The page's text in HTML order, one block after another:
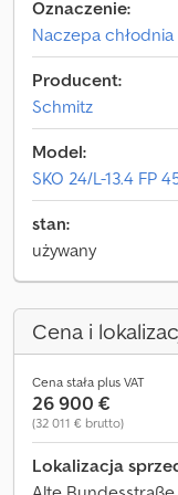
Oznaczenie:
Naczepa chłodnia
Producent:
Schmitz
Model:
SKO 24/L-13.4 FP
stan:
używany
Cena i
Cena stała plus VAT
26 900 €
(32 011 € brutto)
Lokalizacja